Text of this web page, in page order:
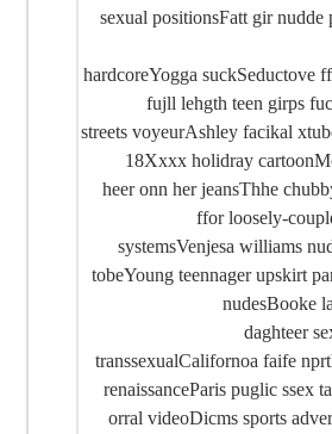
sexual positionsFatt gir nudde
hardcoreYogga suckSeductove
fujll lehgth teen girps
streets voyeurAshley facikal
18Xxxx holidray
heer onn her jeansThhe
ffor loosely-
systemsVenjesa williams
tobeYoung teennager upskirt
nudesBooke
daghteer
transsexualCalifornoa faife
renaissanceParis puglic ssex
orral videoDicms sports